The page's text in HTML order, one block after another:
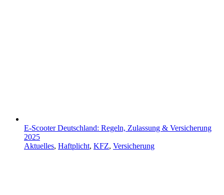
E-Scooter Deutschland: Regeln, Zulassung & Versicherung
2025
Aktuelles, Haftplicht, KFZ, Versicherung